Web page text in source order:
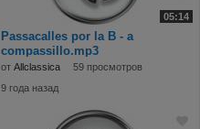
05:14
Passacalles por la B - a
compassillo.mp3
от Allclassica
59 просмотров
9 года назад